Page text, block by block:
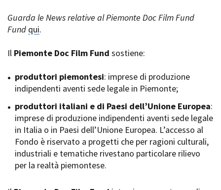
Spazi nella sede FCTP
Sala Casting
Sala Paolo Tenna
Piemonte Film Tv Fund
Piemonte Film Tv
Development Fund
Piemonte Doc Film Fund
Short Film Fund
PRODUCTION GUIDE
Società di produzione
Strutture di servizio
Attrici-Attori
Festival de Cannes
Locarno Film Festival
Cinematografica Venezia
Toronto International Film
Festa del Cinema di Roma
Torino Film Festival
David di Donatello
Nastri d’Argento
Premio Solinas
Guarda le News relative al Piemonte Doc Film Fund
Fund qui.
Il Piemonte Doc Film Fund sostiene:
produttori piemontesi: imprese di produzione
indipendenti aventi sede legale in Piemonte;
produttori italiani e di Paesi dell’Unione Europea:
imprese di produzione indipendenti aventi sede legale
in Italia o in Paesi dell’Unione Europea. L’accesso al
Fondo è riservato a progetti che per ragioni culturali,
industriali e tematiche rivestano particolare rilievo
per la realtà piemontese.